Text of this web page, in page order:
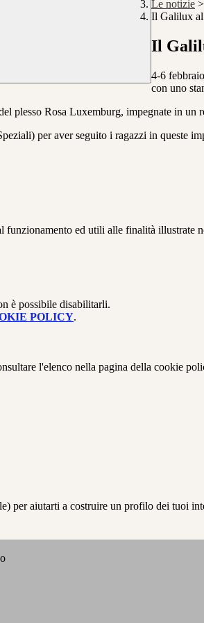
Le notizie >
Il Galilux
Il
4-6
con uno
plesso Rosa Luxemburg, impegnate in un
per aver seguito i ragazzi in queste
funzionamento ed utili alle finalità illustrate
è possibile disabilitarli.
POLICY.
l'elenco nella pagina della cookie
per aiutarti a costruire un profilo dei tuoi